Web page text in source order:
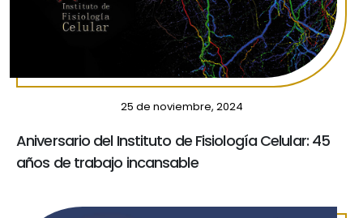
25 de noviembre, 2024
Aniversario del Instituto de Fisiología Celular: 45
años de trabajo incansable